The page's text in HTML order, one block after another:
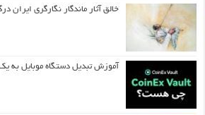
خالق آثار ماندگار نگارگری ایران
آموزش تبدیل دستگاه موبایل به